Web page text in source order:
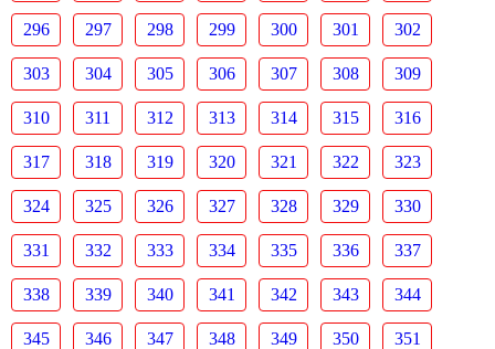
296 297 298 299 300 301 302
303 304 305 306 307 308 309
310 311 312 313 314 315 316
317 318 319 320 321 322 323
324 325 326 327 328 329 330
331 332 333 334 335 336 337
338 339 340 341 342 343 344
345 346 347 348 349 350 351